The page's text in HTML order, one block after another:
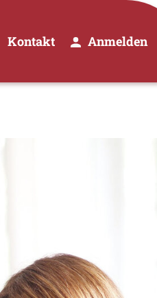
Kontakt Anmelden